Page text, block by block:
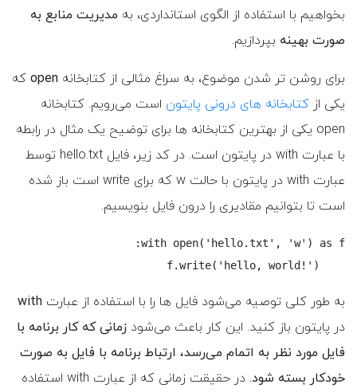
بخواهیم با استفاده از الگوی استانداردی، به مدیریت منابع به
صورت بهینه بپردازیم.
برای روشن تر شدن موضوع، به سراغ مثالی از کتابخانه open که
یکی از کتابخانه های درونی پایتون است می‌رویم. کتابخانه
open یکی از بهترین کتابخانه ها برای توضیح یک مثال در رابطه
با عبارت with در پایتون است. در کد زیر، فایل hello.txt توسط
عبارت with در پایتون با حالت w که برای write است باز شده
است تا بتوانیم مقادیری را درون فایل بنویسیم.
به طور کلی توصیه می‌شود فایل ها را با استفاده از عبارت with
در پایتون باز کنید. این کار باعث می‌شود زمانی که کار برنامه با
فایل مورد نظر به اتمام می‌رسد، ارتباط برنامه با فایل به صورت
خودکار بسته شود.
در حقیقت زمانی که از عبارت with استفاده